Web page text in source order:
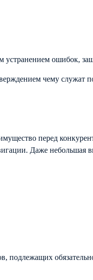
устранением ошибок,
чему служат
перед
Даже небольшая
подлежащих